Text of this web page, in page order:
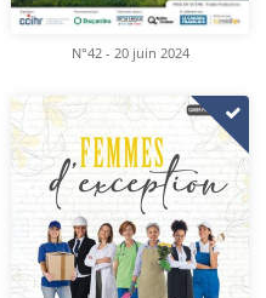
N°42 - 20 juin 2024